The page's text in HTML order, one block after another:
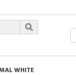
WHITE